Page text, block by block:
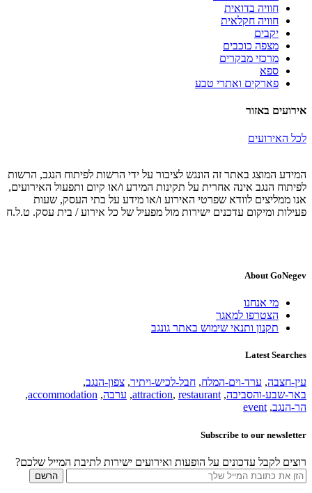
חוויה בדואית
חוויה חקלאית
יקבים
מצפה כוכבים
מרכזי מבקרים
ספא
פארקים ואתרי טבע
אירועים באזור
לכל האירועים
המידע המוצג באתר זה הונגש לציבור על ידי הרשות לפיתוח הנגב, הרשות
לפיתוח הנגב אינה אחרית על תקינות המידע ו/או קיום ותפעול האירועים,
אנו ממליצים לוודא שפרטי האירוע ו/או מידע על בתי העסק, שעות
פעילות ומיקום עדכנים ישירות מול מפעיל של כל אירוע / בית עסק. ט.ל.ח
About GoNegev
מי אנחנו
הצטרפו למאגר
תקנון ותנאי שימוש באתר גונגב
Latest Searches
עין-חצבה, ערד-וים-המלח, חבל-לכיש-ויתיר, צפון-הנגב,
באר-שבע-והסביבה,
attraction, restaurant
, ערבה,
accommodation
,
הר-הנגב,
event
Subscribe to our newsletter
רוצים לקבל עדכונים על הופעות ואירועים ישירות לתיבת המייל שלכם?